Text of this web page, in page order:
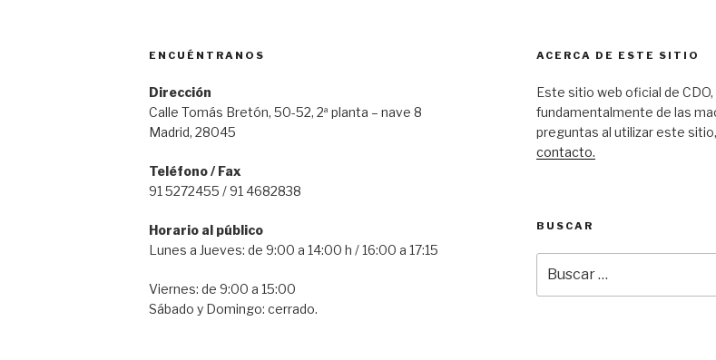
ENCUÉNTRANOS
Dirección
Calle Tomás Bretón, 50-52, 2ª planta – nave 8
Madrid, 28045
Teléfono / Fax
91 5272455 / 91 4682838
Horario al público
Lunes a Jueves: de 9:00 a 14:00 h / 16:00 a 17:15
Viernes: de 9:00 a 15:00
Sábado y Domingo: cerrado.
ACERCA DE ESTE SITIO
Este sitio web oficial de
fundamentalmente de las
preguntas al utilizar este
contacto.
BUSCAR
por: